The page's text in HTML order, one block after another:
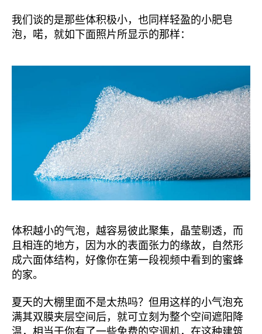
我们谈的是那些体积极小，也同样轻盈的小肥皂
泡，喏，就如下面照片所显示的那样：
体积越小的气泡，越容易彼此聚集，晶莹剔透，而
且相连的地方，因为水的表面张力的缘故，自然形
成六面体结构，好像你在第一段视频中看到的蜜蜂
的家。
夏天的大棚里面不是太热吗？但用这样的小气泡充
满其双膜夹层空间后，就可立刻为整个空间遮阳降